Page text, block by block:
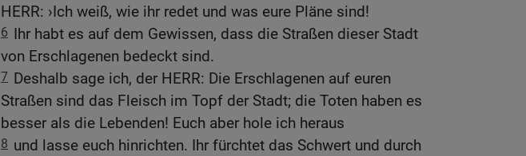
HERR: ›Ich weiß, wie ihr redet und was eure Pläne sind!
6 Ihr habt es auf dem Gewissen, dass die Straßen dieser Stadt
von Erschlagenen bedeckt sind.
7 Deshalb sage ich, der HERR: Die Erschlagenen auf euren
Straßen sind das Fleisch im Topf der Stadt; die Toten haben es
besser als die Lebenden! Euch aber hole ich heraus
8 und lasse euch hinrichten. Ihr fürchtet das Schwert und durch